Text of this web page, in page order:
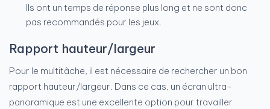
Ils ont un temps de réponse plus long et ne sont donc
pas recommandés pour les jeux.
Rapport hauteur/largeur
Pour le multitâche, il est nécessaire de rechercher un bon
rapport hauteur/largeur. Dans ce cas, un écran ultra-
panoramique est une excellente option pour travailler